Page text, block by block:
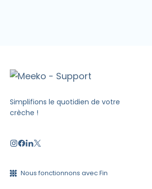
Simplifions le quotidien de votre
crèche !
Nous fonctionnons avec Fin